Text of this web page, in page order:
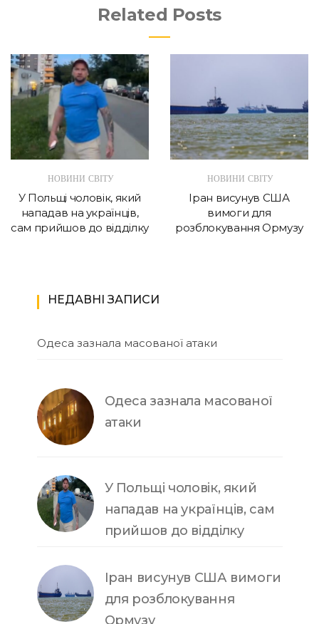
Related Posts
НОВИНИ СВІТУ
У Польщі чоловік, який
нападав на українців,
сам прийшов до відділку
НОВИНИ СВІТУ
Іран висунув США
вимоги для
розблокування Ормузу
НЕДАВНІ ЗАПИСИ
Одеса зазнала масованої атаки
Одеса зазнала масованої
атаки
У Польщі чоловік, який
нападав на українців, сам
прийшов до відділку
Іран висунув США вимоги
для розблокування
Ормузу